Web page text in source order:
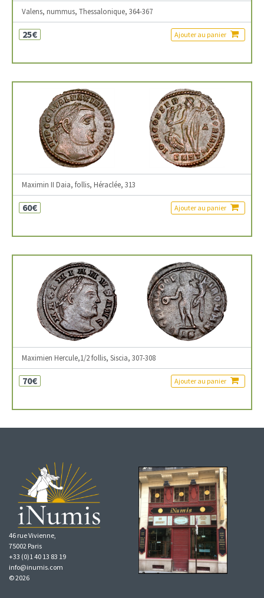
Valens, nummus, Thessalonique, 364-367
25€ Ajouter au panier
Maximin II Daia, follis, Héraclée, 313
60€ Ajouter au panier
Maximien Hercule,1/2 follis, Siscia, 307-308
70€ Ajouter au panier
46 rue Vivienne,
75002 Paris
+33 (0)1 40 13 83 19
info@inumis.com
© 2026